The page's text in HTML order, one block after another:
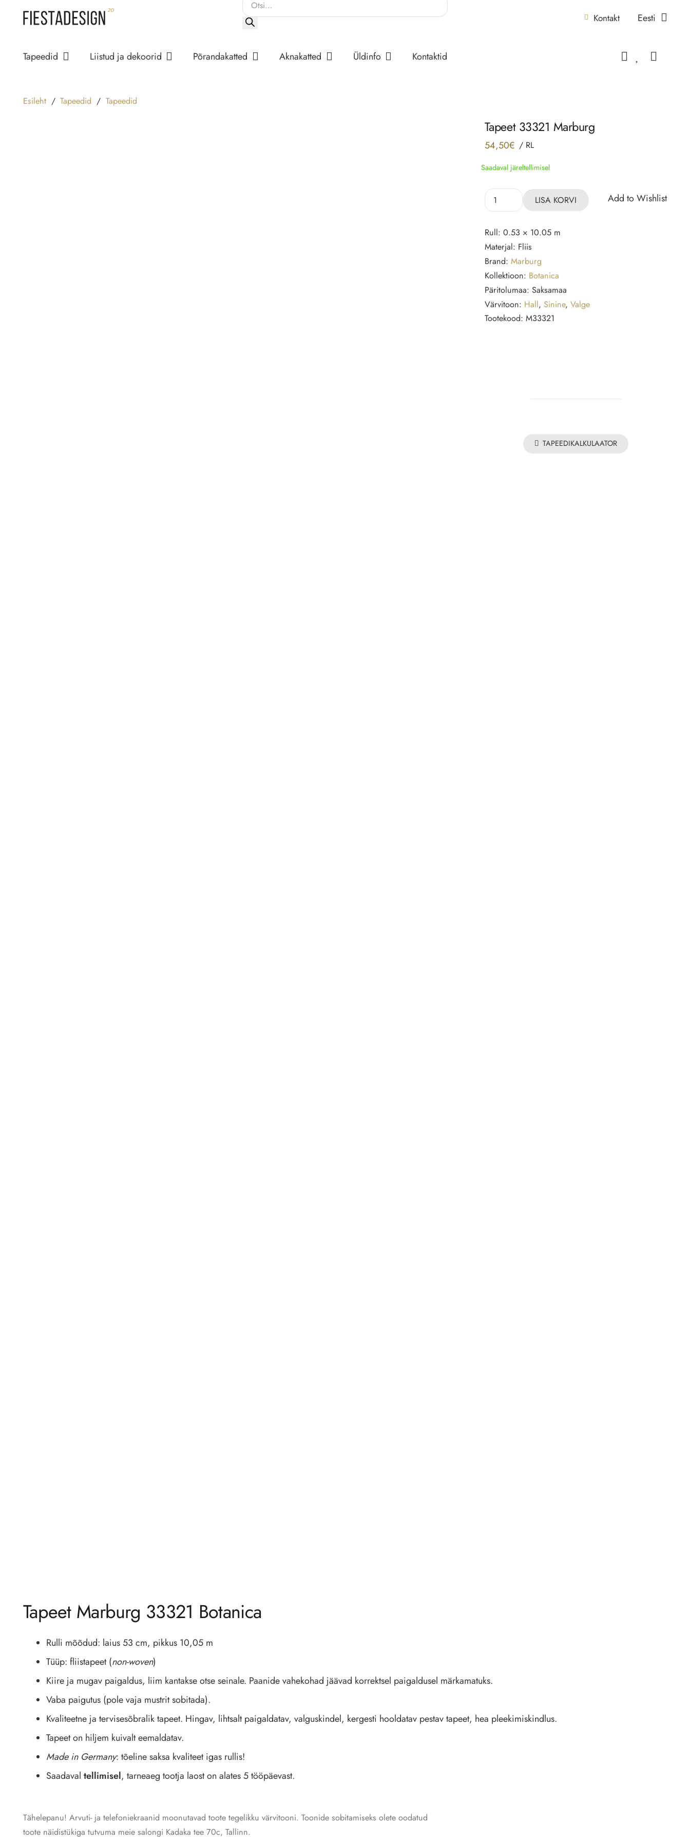
Products
Kontakt Eesti
Tapeedid Liistud ja dekoorid Põrandakatted Aknakatted Üldinfo Kontaktid
Esileht / Tapeedid / Tapeedid
Tapeet 33321 Marburg
54,50€ / RL
Saadaval järeltellimisel
Tapeet
kogus
LISA KORVI Add to Wishlist
Rull: 0.53 × 10.05 m
Materjal: Fliis
Brand: Marburg
Kollektioon: Botanica
Päritolumaa: Saksamaa
Värvitoon: Hall, Sinine, Valge
Tootekood: M33321
TAPEEDIKALKULAATOR
Tapeet Marburg 33321 Botanica
Rulli mõõdud: laius 53 cm, pikkus 10,05 m
Tüüp: fliistapeet (non-woven)
Kiire ja mugav paigaldus, liim kantakse otse seinale. Paanide vahekohad jäävad korrektsel paigaldusel märkamatuks.
Vaba paigutus (pole vaja mustrit sobitada).
Kvaliteetne ja tervisesõbralik tapeet. Hingav, lihtsalt paigaldatav, valguskindel, kergesti hooldatav pestav tapeet, hea pleekimiskindlus.
Tapeet on hiljem kuivalt eemaldatav.
Made in Germany: tõeline saksa kvaliteet igas rullis!
Saadaval tellimisel, tarneaeg tootja laost on alates 5 tööpäevast.
Tähelepanu! Arvuti- ja telefoniekraanid moonutavad toote tegelikku värvitooni. Toonide sobitamiseks olete oodatud
toote näidistükiga tutvuma meie salongi Kadaka tee 70c, Tallinn.